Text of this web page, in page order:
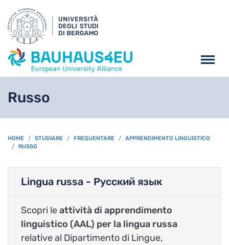
Russo
BREADCRUMB
HOME STUDIARE FREQUENTARE
APPRENDIMENTO LINGUISTICO
RUSSO
Lingua russa - Русский язык
Scopri leattività di apprendimento
linguistico (AAL) per la lingua russa
relative al Dipartimento di Lingue,